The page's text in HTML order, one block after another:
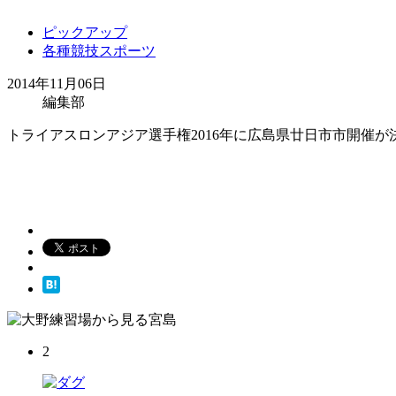
ピックアップ
各種競技スポーツ
2014年11月06日
編集部
トライアスロンアジア選手権2016年に広島県廿日市市開催が
2